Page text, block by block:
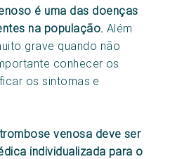
é uma das doenças
na população. Além
grave quando não
conhecer os
os sintomas e
venosa deve ser
individualizada para o